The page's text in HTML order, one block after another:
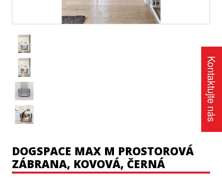
DOGSPACE MAX M PROSTOROVÁ
ZÁBRANA, KOVOVÁ, ČERNÁ
Kontaktujte nás